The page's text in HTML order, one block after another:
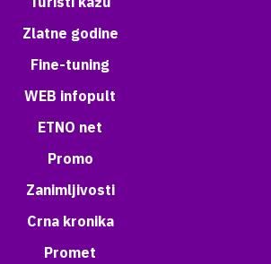
Zlatne godine
Fine-tuning
WEB infopult
ETNO net
Promo
Zanimljivosti
Crna kronika
Promet